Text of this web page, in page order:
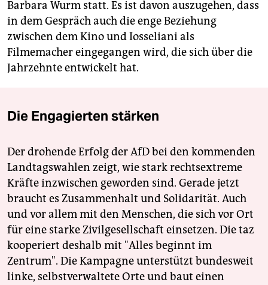
Barbara Wurm statt. Es ist davon auszugehen, dass
in dem Gespräch auch die enge Beziehung
zwischen dem Kino und Iosseliani als
Filmemacher eingegangen wird, die sich über die
Jahrzehnte entwickelt hat.
Die Engagierten stärken
Der drohende Erfolg der AfD bei den kommenden
Landtagswahlen zeigt, wie stark rechtsextreme
Kräfte inzwischen geworden sind. Gerade jetzt
braucht es Zusammenhalt und Solidarität. Auch
und vor allem mit den Menschen, die sich vor Ort
für eine starke Zivilgesellschaft einsetzen. Die taz
kooperiert deshalb mit "Alles beginnt im
Zentrum". Die Kampagne unterstützt bundesweit
linke, selbstverwaltete Orte und baut einen